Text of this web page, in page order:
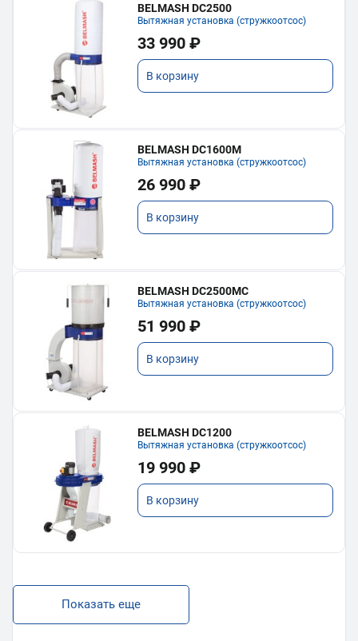
BELMASH DC2500
Вытяжная установка (стружкоотсос)
33 990 ₽
В корзину
BELMASH DC1600M
Вытяжная установка (стружкоотсос)
26 990 ₽
В корзину
BELMASH DC2500MC
Вытяжная установка (стружкоотсос)
51 990 ₽
В корзину
BELMASH DC1200
Вытяжная установка (стружкоотсос)
19 990 ₽
В корзину
Показать еще